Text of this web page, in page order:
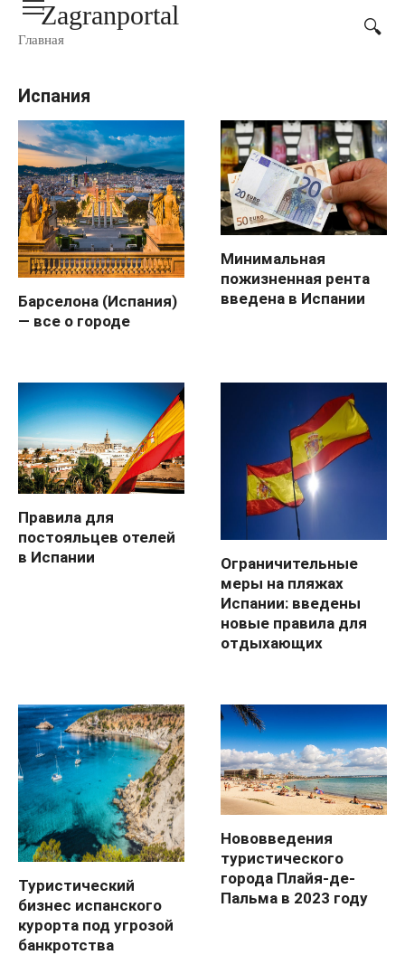
ПерейтиZagranportal
Главная
Испания
Барселона (Испания)
— все о городе
Минимальная
пожизненная рента
введена в Испании
Правила для
постояльцев отелей
в Испании
Ограничительные
меры на пляжах
Испании: введены
новые правила для
отдыхающих
Туристический
бизнес испанского
курорта под угрозой
банкротства
Нововведения
туристического
города Плайя-де-
Пальма в 2023 году